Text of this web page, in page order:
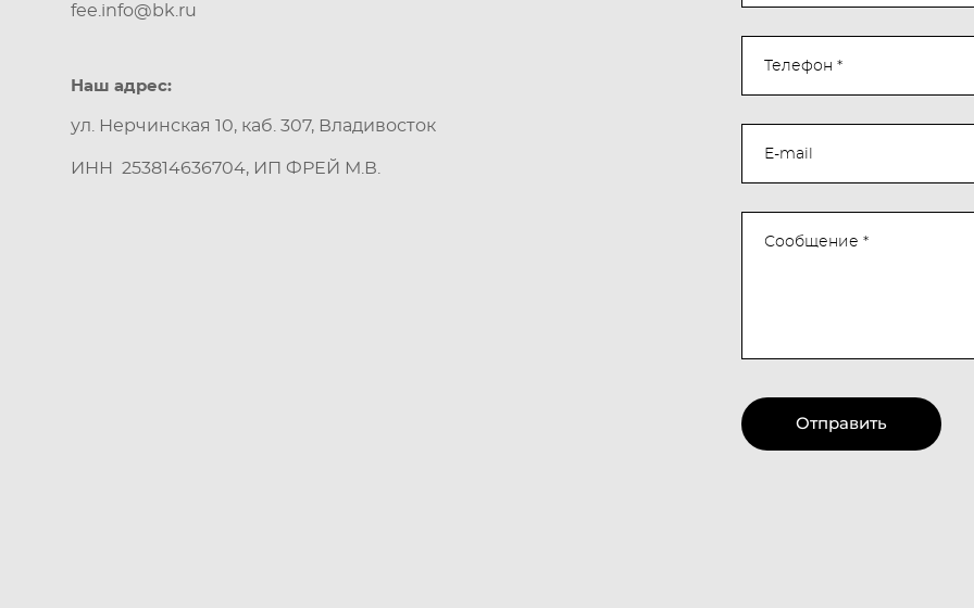
fee.info@bk.ru
Наш адрес:
ул. Нерчинская 10, каб. 307, Владивосток
ИНН 253814636704, ИП ФРЕЙ М.В.
Телефон *
E-mail
Сообщение *
Отправить